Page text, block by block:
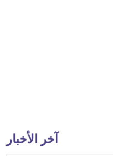
آخر الأخبار